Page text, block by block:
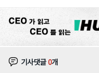
기사댓글0개